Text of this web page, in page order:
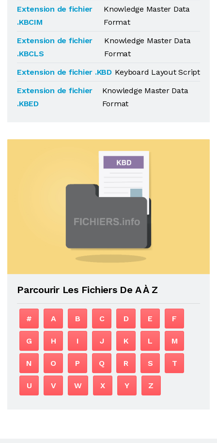
Extension de fichier
.KBCIM
Knowledge Master Data
Format
Extension de fichier
.KBCLS
Knowledge Master Data
Format
Extension de fichier .KBD Keyboard Layout Script
Extension de fichier
.KBED
Knowledge Master Data
Format
Parcourir Les Fichiers De A À Z
# A B C D E F
G H I J K L M
N O P Q R S T
U V W X Y Z